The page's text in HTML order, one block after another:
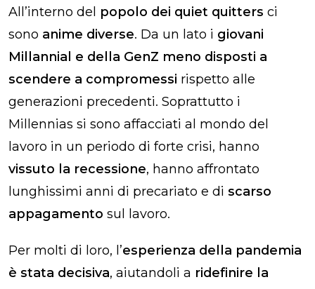
All’interno del popolo dei quiet quitters ci
sono anime diverse. Da un lato i giovani
Millannial e della GenZ meno disposti a
scendere a compromessi rispetto alle
generazioni precedenti. Soprattutto i
Millennias si sono affacciati al mondo del
lavoro in un periodo di forte crisi, hanno
vissuto la recessione, hanno affrontato
lunghissimi anni di precariato e di scarso
appagamento sul lavoro.
Per molti di loro, l’esperienza della pandemia
è stata decisiva, aiutandoli a ridefinire la